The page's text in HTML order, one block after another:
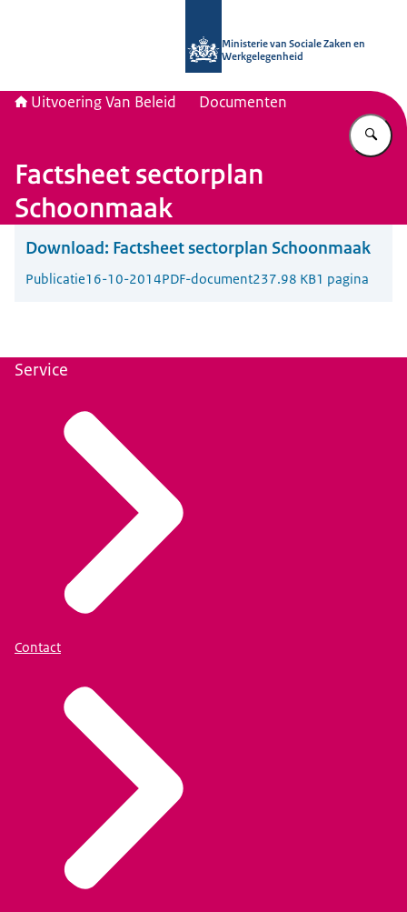
Ministerie van Sociale Zaken en
Werkgelegenheid
Uitvoering Van Beleid Documenten
Factsheet sectorplan
Schoonmaak
Download: Factsheet sectorplan Schoonmaak
Publicatie16-10-2014PDF-document237.98 KB1 pagina
Service
Contact